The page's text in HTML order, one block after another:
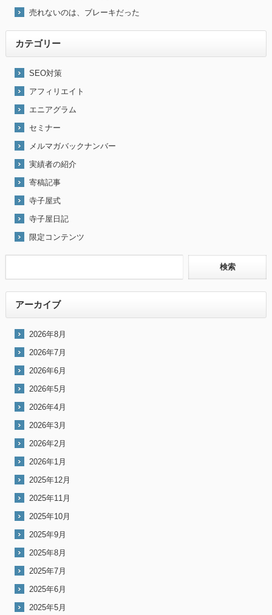
売れないのは、ブレーキだった
カテゴリー
SEO対策
アフィリエイト
エニアグラム
セミナー
メルマガバックナンバー
実績者の紹介
寄稿記事
寺子屋式
寺子屋日記
限定コンテンツ
アーカイブ
2026年8月
2026年7月
2026年6月
2026年5月
2026年4月
2026年3月
2026年2月
2026年1月
2025年12月
2025年11月
2025年10月
2025年9月
2025年8月
2025年7月
2025年6月
2025年5月